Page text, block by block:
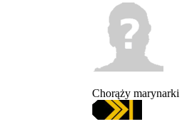
Chorąży marynarki